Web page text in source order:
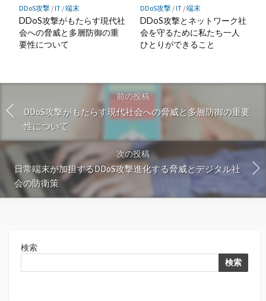
DDoS攻撃/IT/端末
DDoS攻撃がもたらす現代社
会への脅威と多層防御の重
要性について
DDoS攻撃/IT/端末
DDoS攻撃とネットワーク社
会を守るために私たち一人
ひとりができること
前の投稿
DDoS攻撃がもたらす現代社会への脅威と多層防御の重要
性について
次の投稿
日常端末が加担するDDoS攻撃進化する脅威とデジタル社
会の防衛策
検索
検索